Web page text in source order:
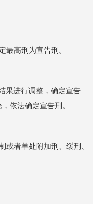
高刑为宣告刑。
果进行调整，确定宣告
依法确定宣告刑。
者单处附加刑、缓刑、